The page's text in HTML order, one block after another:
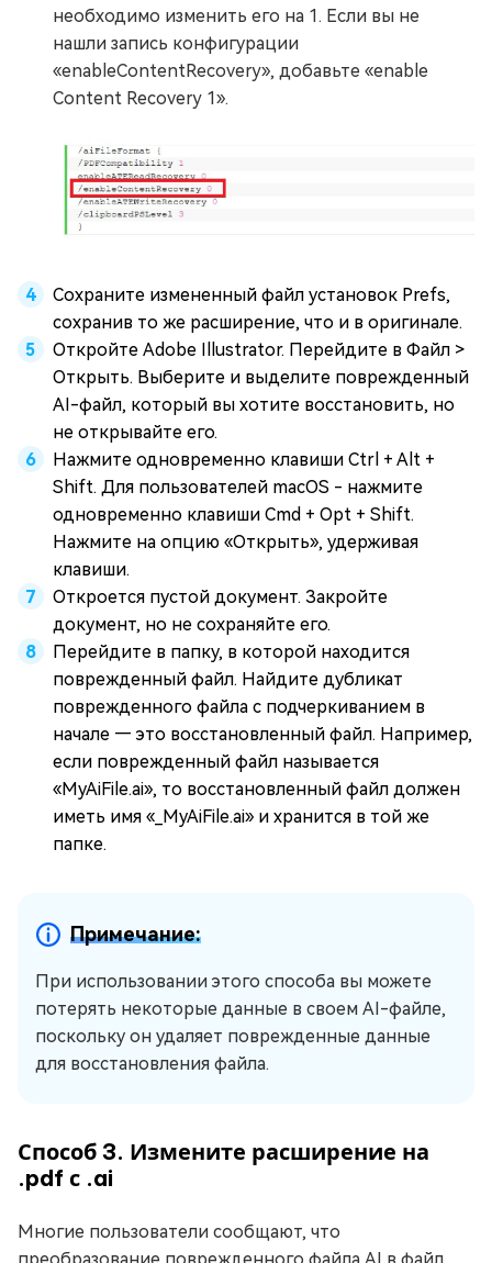
необходимо изменить его на 1. Если вы не
нашли запись конфигурации
«enableContentRecovery», добавьте «enable
Content Recovery 1».
Сохраните измененный файл установок Prefs,
сохранив то же расширение, что и в оригинале.
Откройте Adobe Illustrator. Перейдите в Файл >
Открыть. Выберите и выделите поврежденный
AI-файл, который вы хотите восстановить, но
не открывайте его.
Нажмите одновременно клавиши Ctrl + Alt +
Shift. Для пользователей macOS - нажмите
одновременно клавиши Cmd + Opt + Shift.
Нажмите на опцию «Открыть», удерживая
клавиши.
Откроется пустой документ. Закройте
документ, но не сохраняйте его.
Перейдите в папку, в которой находится
поврежденный файл. Найдите дубликат
поврежденного файла с подчеркиванием в
начале — это восстановленный файл. Например,
если поврежденный файл называется
«MyAiFile.ai», то восстановленный файл должен
иметь имя «_MyAiFile.ai» и хранится в той же
папке.
Примечание:
При использовании этого способа вы можете
потерять некоторые данные в своем AI-файле,
поскольку он удаляет поврежденные данные
для восстановления файла.
Способ 3. Измените расширение на
.pdf с .ai
Многие пользователи сообщают, что